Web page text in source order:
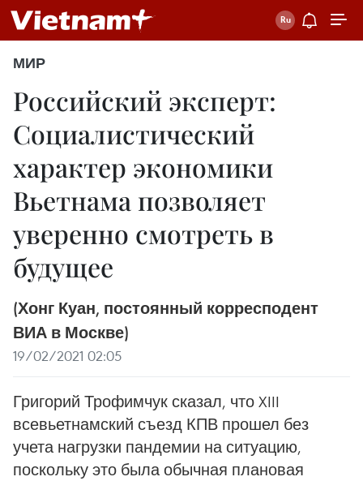
МИР
Российский эксперт:
Социалистический
характер экономики
Вьетнама позволяет
уверенно смотреть в
будущее
(Хонг Куан, постоянный корресподент
ВИА в Москве)
19/02/2021 02:05
Григорий Трофимчук сказал, что XIII
всевьетнамский съезд КПВ прошел без
учета нагрузки пандемии на ситуацию,
поскольку это была обычная плановая